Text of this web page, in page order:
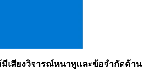
เสียงวิจารณ์หนาหูและข้อจำกัดด้าน